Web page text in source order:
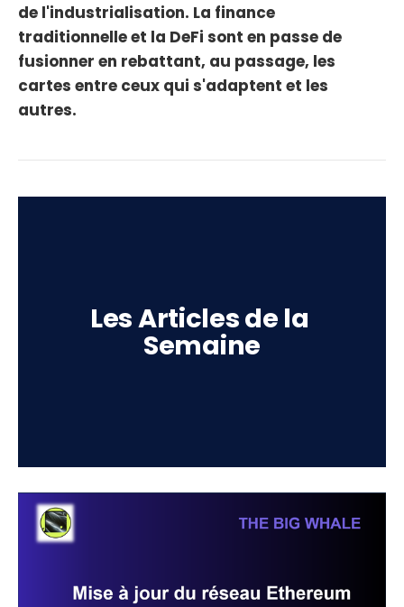
de l'industrialisation. La finance
traditionnelle et la DeFi sont en passe de
fusionner en rebattant, au passage, les
cartes entre ceux qui s'adaptent et les
autres.
Les Articles de la
Semaine